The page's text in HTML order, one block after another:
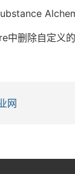
中删除自定义
网